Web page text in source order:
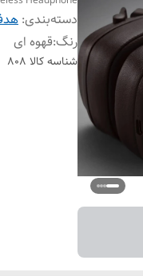
دسته‌بندی:
رنگ:قهوه ای
شناسه کالا 808